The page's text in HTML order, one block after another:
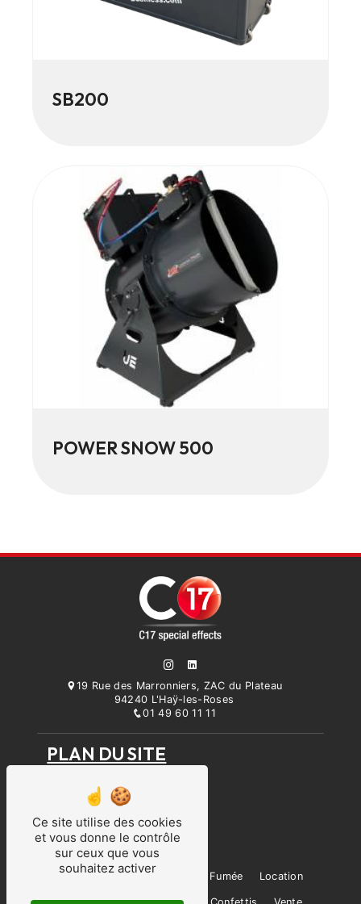
SB200
POWER SNOW 500
19 Rue des Marronniers, ZAC du Plateau
94240 L'Haÿ-les-Roses
01 49 60 11 11
PLAN DU SITE
Prestation
Qui sommes-nous ?
Contact
Prestation Événementiel Fumée Location
Ce site utilise des cookies
et vous donne le contrôle
sur ceux que vous
souhaitez activer